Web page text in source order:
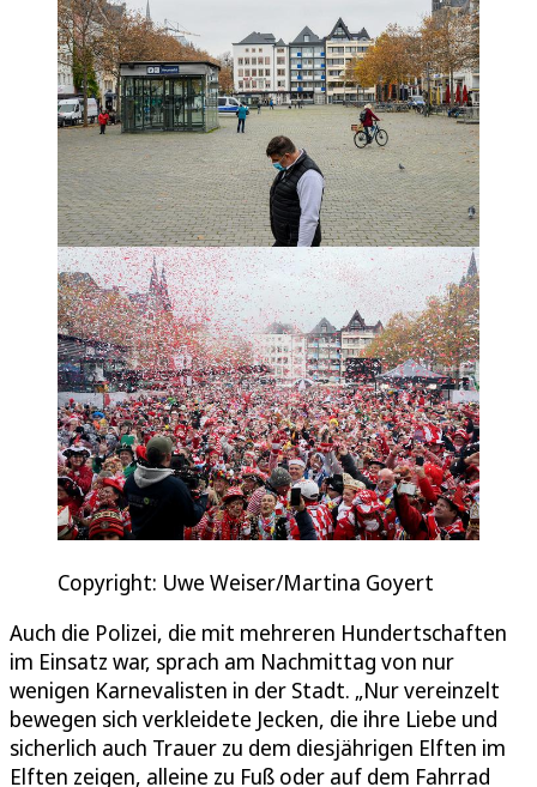
Copyright: Uwe Weiser/Martina Goyert
Auch die Polizei, die mit mehreren Hundertschaften
im Einsatz war, sprach am Nachmittag von nur
wenigen Karnevalisten in der Stadt. „Nur vereinzelt
bewegen sich verkleidete Jecken, die ihre Liebe und
sicherlich auch Trauer zu dem diesjährigen Elften im
Elften zeigen, alleine zu Fuß oder auf dem Fahrrad